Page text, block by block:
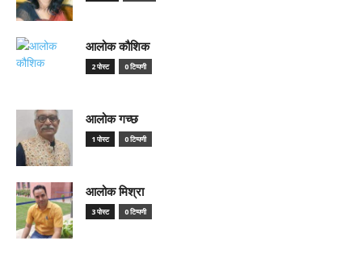
आलोक कौशिक
2 पोस्ट 0 टिप्पणी
आलोक गच्छ
1 पोस्ट 0 टिप्पणी
आलोक मिश्रा
3 पोस्ट 0 टिप्पणी